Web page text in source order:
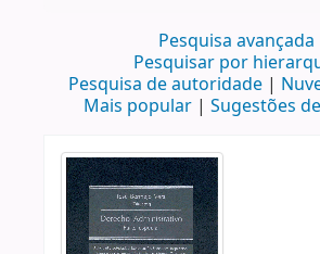
Pesquisa avançada
Pesquisar por
Pesquisa de autoridade
Mais popular
Sugestões